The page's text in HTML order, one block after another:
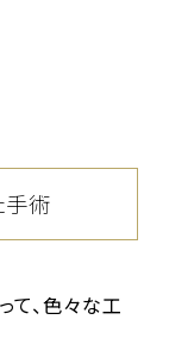
手術
、色々な工